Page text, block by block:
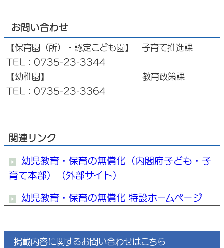
お問い合わせ
【保育園（所）・認定こども園】 子育て推進課
TEL：0735-23-3344
【幼稚園】 教育政策課
TEL：0735-23-3364
関連リンク
幼児教育・保育の無償化（内閣府子ども・子
育て本部）（外部サイト）
幼児教育・保育の無償化 特設ホームページ
掲載内容に関するお問い合わせはこちら